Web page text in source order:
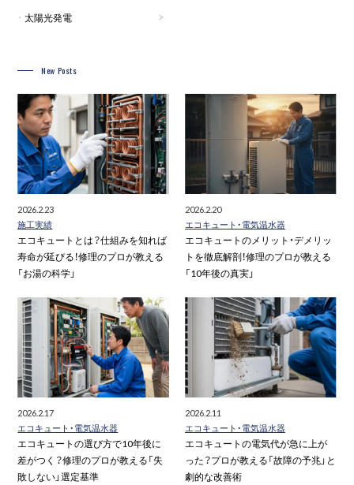
太陽光発電
New Posts
2026.2.23
施工実績
エコキュートとは？仕組みを知れば
寿命が延びる！修理のプロが教える
「お湯の科学」
2026.2.20
エコキュート・電気温水器
エコキュートのメリット・デメリッ
トを徹底解剖！修理のプロが教える
「10年後の真実」
2026.2.17
エコキュート・電気温水器
エコキュートの選び方で10年後に
差がつく？修理のプロが教える「失
敗しない」選定基準
2026.2.11
エコキュート・電気温水器
エコキュートの電気代が急に上が
った？プロが教える「故障の予兆」と
劇的な改善術